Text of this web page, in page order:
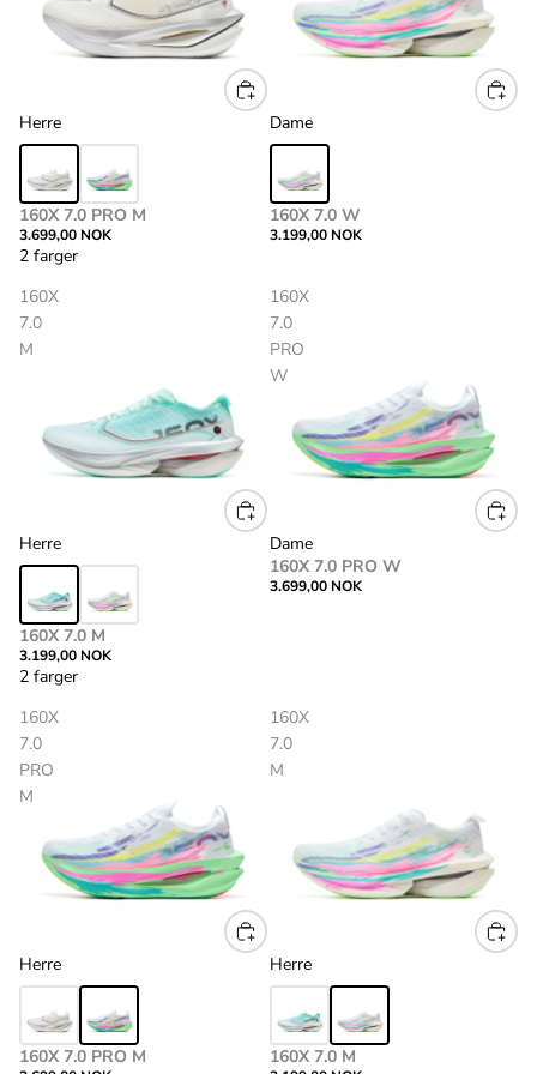
Herre
160X 7.0 PRO M
3.699,00 NOK
2 farger
Dame
160X 7.0 W
3.199,00 NOK
160X
7.0
M
Herre
160X 7.0 M
3.199,00 NOK
2 farger
160X
7.0
PRO
W
Dame
160X 7.0 PRO W
3.699,00 NOK
160X
7.0
PRO
M
Herre
160X 7.0 PRO M
160X
7.0
M
Herre
160X 7.0 M